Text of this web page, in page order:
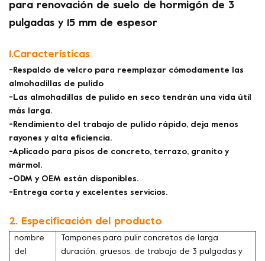
para renovación de suelo de hormigón de 3
pulgadas y 15 mm de espesor
1.Características
-Respaldo de velcro para reemplazar cómodamente las
almohadillas de pulido
-Las almohadillas de pulido en seco tendrán una vida útil
más larga.
-Rendimiento del trabajo de pulido rápido, deja menos
rayones y alta eficiencia.
-Aplicado para pisos de concreto, terrazo, granito y
mármol.
-ODM y OEM están disponibles.
-Entrega corta y excelentes servicios.
2. Especificación del producto
nombre
del
Tampones para pulir concretos de larga
duración, gruesos, de trabajo de 3 pulgadas y